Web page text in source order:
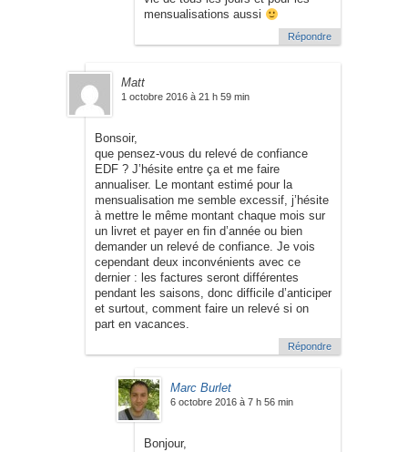
mensualisations aussi
Répondre
Matt
1 octobre 2016 à 21 h 59 min
Bonsoir,
que pensez-vous du relevé de confiance
EDF ? J’hésite entre ça et me faire
annualiser. Le montant estimé pour la
mensualisation me semble excessif, j’hésite
à mettre le même montant chaque mois sur
un livret et payer en fin d’année ou bien
demander un relevé de confiance. Je vois
cependant deux inconvénients avec ce
dernier : les factures seront différentes
pendant les saisons, donc difficile d’anticiper
et surtout, comment faire un relevé si on
part en vacances.
Répondre
Marc Burlet
6 octobre 2016 à 7 h 56 min
Bonjour,